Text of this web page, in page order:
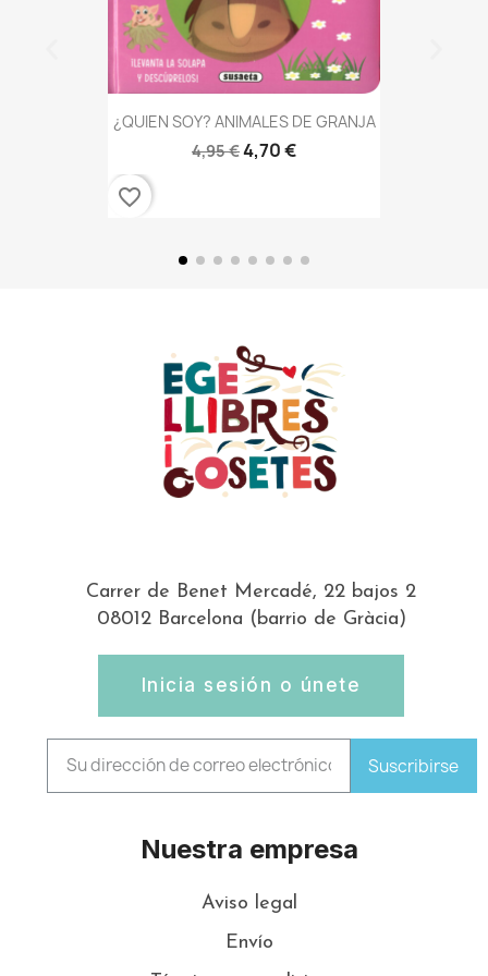
¿QUIEN SOY? ANIMALES DE GRANJA
4,95 €4,70 €
favorite_border
Carrer de Benet Mercadé, 22 bajos 2
08012 Barcelona (barrio de Gràcia)
Inicia sesión o únete
Suscribirse
Nuestra empresa
Aviso legal
Envío